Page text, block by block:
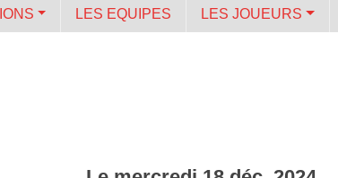
LES EQUIPES LES JOUEURS